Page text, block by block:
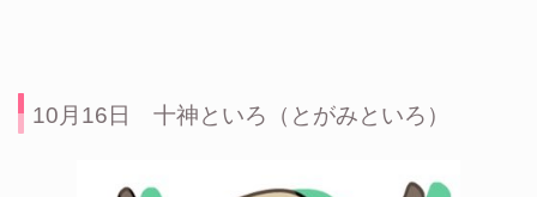
10月16日 十神といろ（とがみといろ）